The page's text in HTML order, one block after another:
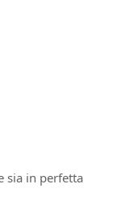
sia in perfetta